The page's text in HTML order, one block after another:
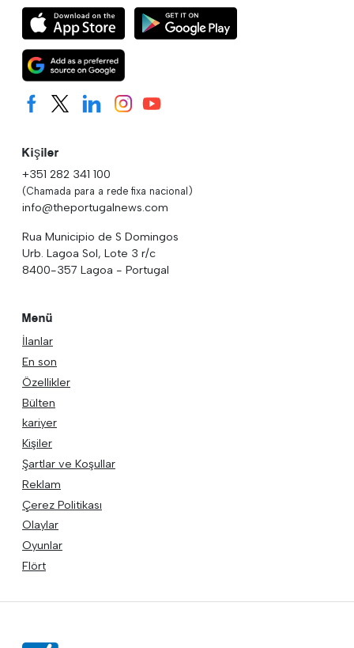
Kişiler
+351 282 341 100
(Chamada para a rede fixa nacional)
info@theportugalnews.com
Rua Municipio de S Domingos
Urb. Lagoa Sol, Lote 3 r/c
8400-357 Lagoa - Portugal
Menü
İlanlar
En son
Özellikler
Bülten
kariyer
Kişiler
Şartlar ve Koşullar
Reklam
Çerez Politikası
Olaylar
Oyunlar
Flört